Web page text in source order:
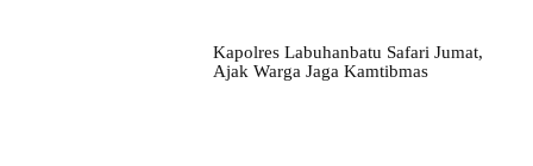
Kapolres Labuhanbatu Safari Jumat,
Ajak Warga Jaga Kamtibmas